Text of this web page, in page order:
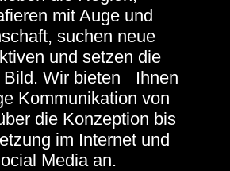
mit Auge und
suchen neue
und setzen die
Bild. Wir bieten Ihnen
Kommunikation von
die Konzeption bis
im Internet und
Media an.